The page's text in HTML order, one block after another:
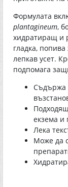
Формулата
plantagineum,
хидратиращ и
гладка,
лепкав усет.
подпомага
Съдържа
екзема и
Лека
Може да